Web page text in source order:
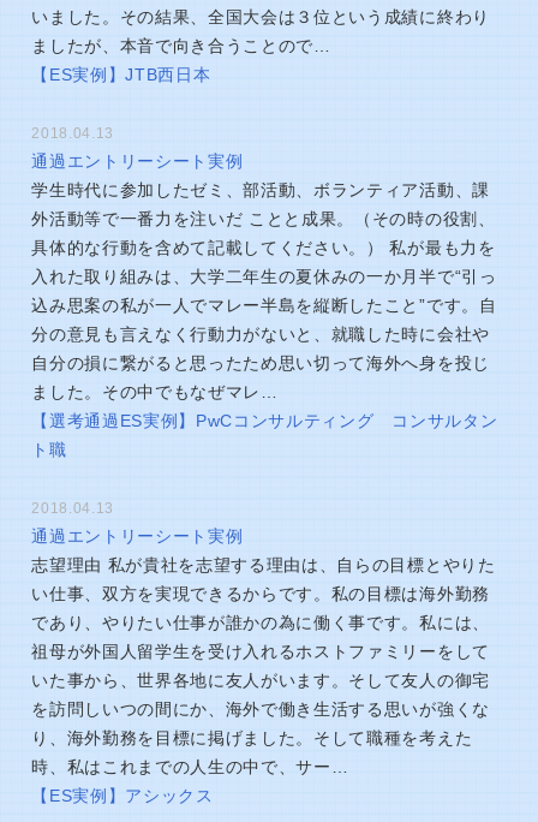
いました。その結果、全国大会は３位という成績に終わり
ましたが、本音で向き合うことので…
【ES実例】JTB西日本
2018.04.13
通過エントリーシート実例
学生時代に参加したゼミ、部活動、ボランティア活動、課
外活動等で一番力を注いだ ことと成果。（その時の役割、
具体的な行動を含めて記載してください。） 私が最も力を
入れた取り組みは、大学二年生の夏休みの一か月半で“引っ
込み思案の私が一人でマレー半島を縦断したこと”です。自
分の意見も言えなく行動力がないと、就職した時に会社や
自分の損に繋がると思ったため思い切って海外へ身を投じ
ました。その中でもなぜマレ…
【選考通過ES実例】PwCコンサルティング コンサルタン
ト職
2018.04.13
通過エントリーシート実例
志望理由 私が貴社を志望する理由は、自らの目標とやりた
い仕事、双方を実現できるからです。私の目標は海外勤務
であり、やりたい仕事が誰かの為に働く事です。私には、
祖母が外国人留学生を受け入れるホストファミリーをして
いた事から、世界各地に友人がいます。そして友人の御宅
を訪問しいつの間にか、海外で働き生活する思いが強くな
り、海外勤務を目標に掲げました。そして職種を考えた
時、私はこれまでの人生の中で、サー…
【ES実例】アシックス